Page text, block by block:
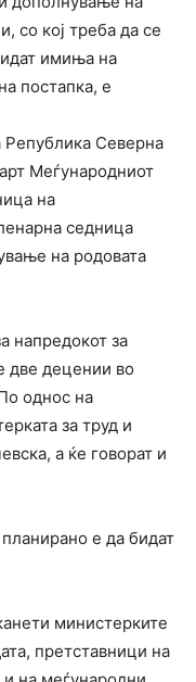
со кој треба да се
имиња на
постапка, е
Република Северна
Меѓународниот
на
седница
на родовата
напредокот за
две децении во
однос на
за труд и
а ќе говорат и
е да бидат
министерките
претставници на